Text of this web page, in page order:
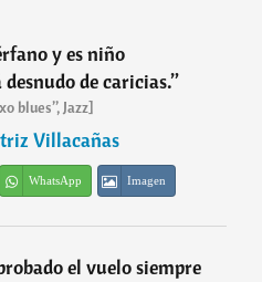
y es niño
desnudo de caricias.”
blues”, Jazz]
Villacañas
WhatsApp Imagen
el vuelo siempre